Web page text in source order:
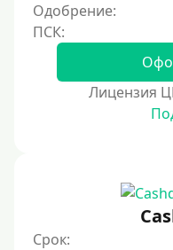
500 руб
1000 руб
6000 руб
Одобрение:
Лицензия
Срок: